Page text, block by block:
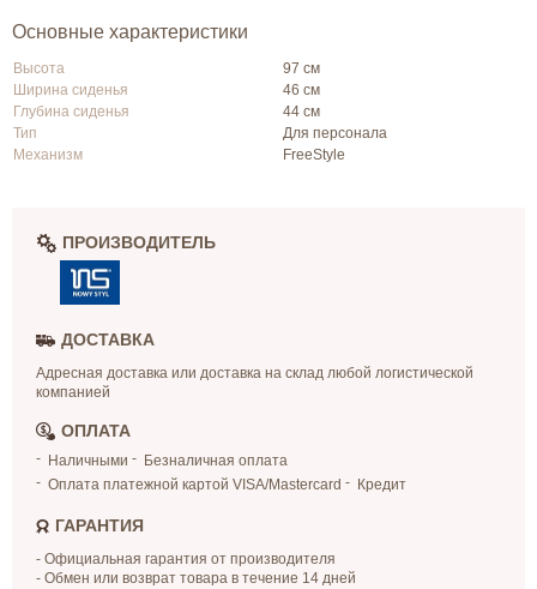
Основные характеристики
Высота
97 см
Ширина сиденья
46 см
Глубина сиденья
44 см
Тип
Для персонала
Механизм
FreeStyle
ПРОИЗВОДИТЕЛЬ
ДОСТАВКА
Адресная доставка или доставка на склад любой логистической
компанией
ОПЛАТА
Наличными
Безналичная оплата
Оплата платежной картой VISA/Mastercard
Кредит
ГАРАНТИЯ
- Официальная гарантия от производителя
- Обмен или возврат товара в течение 14 дней